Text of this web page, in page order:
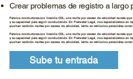
Crear problemas de registro a largo
Para los conductores con licencia CDL, una multa por exceso de velocidad es más
y su capacidad para seguir conduciendo. En Flatwater Legal, nos especializamos en
que han recibido multas por exceso de velocidad, tanto en vehículos personales como
Para los conductores con licencia CDL, una multa por exceso de velocidad es más
y su capacidad para seguir conduciendo. En Flatwater Legal, nos especializamos en
que han recibido multas por exceso de velocidad, tanto en vehículos personales como
Sube tu entrada